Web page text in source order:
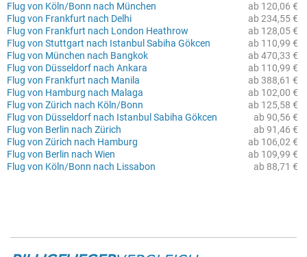
ab 120,06 €
Flug von Köln/Bonn nach München
ab 234,55 €
Flug von Frankfurt nach Delhi
ab 128,05 €
Flug von Frankfurt nach London Heathrow
ab 110,99 €
Flug von Stuttgart nach Istanbul Sabiha Gökcen
ab 470,33 €
Flug von München nach Bangkok
ab 110,99 €
Flug von Düsseldorf nach Ankara
ab 388,61 €
Flug von Frankfurt nach Manila
ab 102,00 €
Flug von Hamburg nach Malaga
ab 125,58 €
Flug von Zürich nach Köln/Bonn
ab 90,56 €
Flug von Düsseldorf nach Istanbul Sabiha Gökcen
ab 91,46 €
Flug von Berlin nach Zürich
ab 106,02 €
Flug von Zürich nach Hamburg
ab 109,99 €
Flug von Berlin nach Wien
ab 88,71 €
Flug von Köln/Bonn nach Lissabon